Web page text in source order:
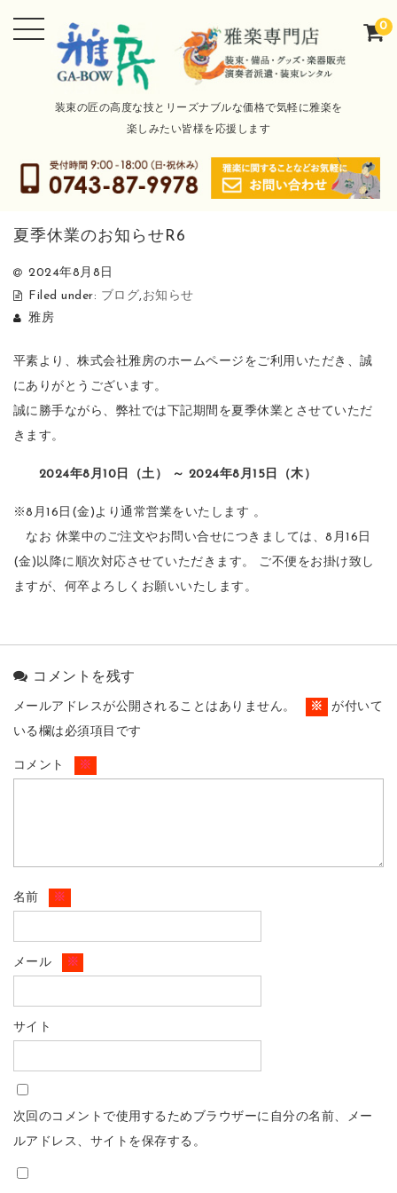
装束の匠の高度な技とリーズナブルな価格で気軽に雅楽を
楽しみたい皆様を応援します
0
夏季休業のお知らせR6
2024年8月8日
Filed under: ブログ,お知らせ
雅房
平素より、株式会社雅房のホームページをご利用いただき、誠
にありがとうございます。
誠に勝手ながら、弊社では下記期間を夏季休業とさせていただ
きます。
2024年8月10日（土） ～ 2024年8月15日（木）
※8月16日(金)より通常営業をいたします 。
なお 休業中のご注文やお問い合せにつきましては、8月16日
(金)以降に順次対応させていただきます。 ご不便をお掛け致し
ますが、何卒よろしくお願いいたします。
コメントを残す
メールアドレスが公開されることはありません。 ※
が付いて
いる欄は必須項目です
コメント ※
名前 ※
メール ※
サイト
次回のコメントで使用するためブラウザーに自分の名前、メー
ルアドレス、サイトを保存する。